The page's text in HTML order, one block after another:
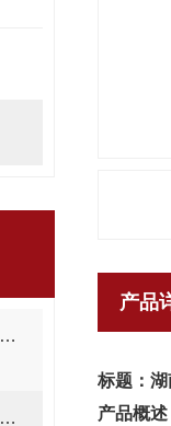
磁性分离器——清洁与效率的革新工具
钢板防护罩：守护设备安全的坚固屏障
产品
标题：
产品概述